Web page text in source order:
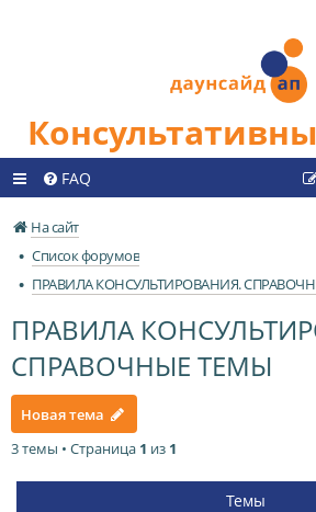
FAQ
На сайт
Список форумов
ПРАВИЛА КОНСУЛЬТИРОВАНИЯ.
ПРАВИЛА
СПРАВОЧНЫЕ ТЕМЫ
Новая тема
3 темы • Страница 1 из 1
Темы